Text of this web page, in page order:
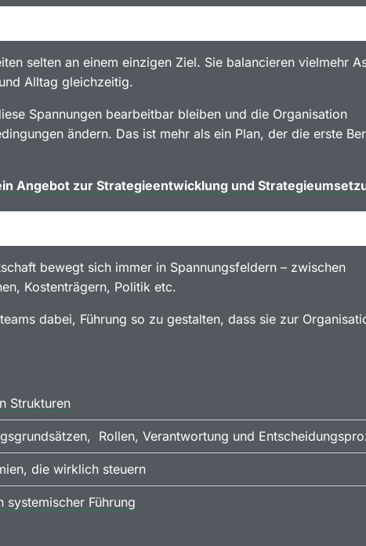
selten an einem einzigen Ziel. Sie balancieren vielmehr
Alltag gleichzeitig.
Spannungen bearbeitbar bleiben und die Organisation
ändern. Das ist mehr als ein Plan, der die erste
Angebot zur Strategieentwicklung und
bewegt sich immer in Spannungsfeldern – zwischen
Kostenträgern, Politik etc.
dabei, Führung so zu gestalten, dass sie zur
Strukturen
Rollen, Verantwortung und
die wirklich steuern
systemischer Führung